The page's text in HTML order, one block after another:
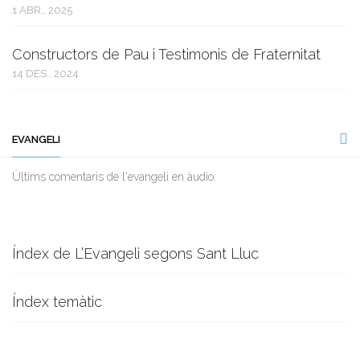
1 ABR., 2025
Constructors de Pau i Testimonis de Fraternitat
14 DES., 2024
EVANGELI
Ùltims comentaris de l'evangeli en àudio:
Índex de L’Evangeli segons Sant Lluc
Índex temàtic